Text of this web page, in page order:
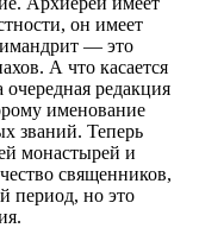
он имеет
— это
А что касается
редакция
именование
званий. Теперь
монастырей и
священников,
период, но это